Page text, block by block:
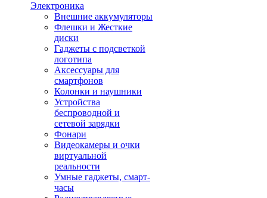
Электроника
Внешние аккумуляторы
Флешки и Жесткие
диски
Гаджеты с подсветкой
логотипа
Аксессуары для
смартфонов
Колонки и наушники
Устройства
беспроводной и
сетевой зарядки
Фонари
Видеокамеры и очки
виртуальной
реальности
Умные гаджеты, смарт-
часы